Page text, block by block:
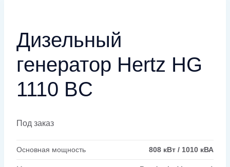
Дизельный
генератор Hertz HG
1110 BC
Под заказ
Основная мощность 808 кВт / 1010 кВА